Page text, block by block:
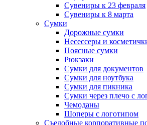
Сувениры к 23 февраля
Сувениры к 8 марта
Сумки
Дорожные сумки
Несессеры и
Поясные сумки
Рюкзаки
Сумки для документов
Сумки для ноутбука
Сумки для пикника
Сумки через плечо с
Чемоданы
Шоперы с логотипом
Съедобные корпоративные